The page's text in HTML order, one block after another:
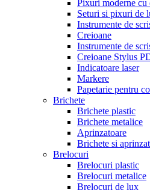
Pixuri moderne cu
Seturi si pixuri de
Instrumente de
Creioane
Instrumente de
Creioane Stylus
Indicatoare laser
Markere
Papetarie pentru
Brichete
Brichete plastic
Brichete metalice
Aprinzatoare
Brichete si
Brelocuri
Brelocuri plastic
Brelocuri metalice
Brelocuri de lux